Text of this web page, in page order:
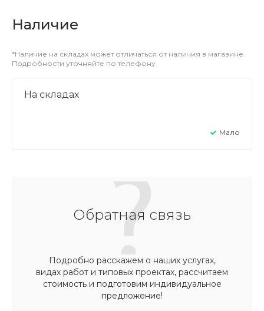
Наличие
*Наличие на складах может отличаться от наличия в магазине.
Подробности уточняйте по телефону.
На складах
Мало
Обратная связь
Подробно расскажем о наших услугах,
видах работ и типовых проектах, рассчитаем
стоимость и подготовим индивидуальное
предложение!